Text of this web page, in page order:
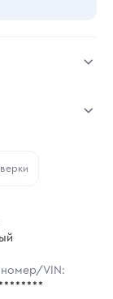
номер/VIN: